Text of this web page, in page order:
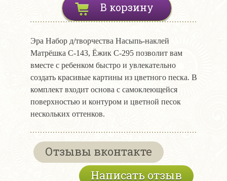
В корзину
Эра Набор д/творчества Насыпь-наклей
Матрёшка С-143, Ёжик С-295 позволит вам
вместе с ребенком быстро и увлекательно
создать красивые картины из цветного песка. В
комплект входит основа с самоклеющейся
поверхностью и контуром и цветной песок
нескольких оттенков.
Отзывы вконтакте
Написать отзыв